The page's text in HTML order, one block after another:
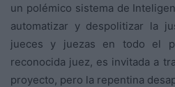
un polémico sistema de
automatizar y despolitizar la
jueces y juezas en todo el
reconocida juez, es invitada a
proyecto, pero la repentina